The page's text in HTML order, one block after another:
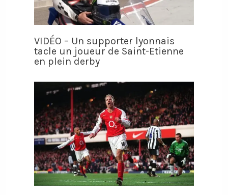
VIDÉO – Un supporter lyonnais
tacle un joueur de Saint-Etienne
en plein derby